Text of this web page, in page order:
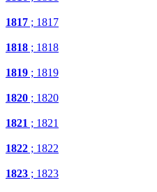
1817 ; 1817
1818 ; 1818
1819 ; 1819
1820 ; 1820
1821 ; 1821
1822 ; 1822
1823 ; 1823